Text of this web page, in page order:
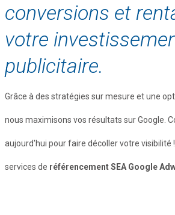
conversions et
votre
publicitaire.
Grâce à des stratégies sur mesure et une
nous maximisons vos résultats sur Google.
aujourd'hui pour faire décoller votre visibilité
services de référencement SEA Google